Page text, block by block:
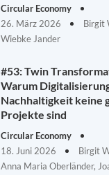
Circular Economy
26. März 2026
Birgit
Wiebke Jander
#53: Twin
Warum
Nachhaltigkeit keine
Projekte sind
Circular Economy
18. Juni 2026
Birgit
Anna Maria Oberländer,